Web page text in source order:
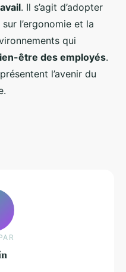
. Il s’agit d’adopter
l’ergonomie et la
qui
être des employés.
l’avenir du